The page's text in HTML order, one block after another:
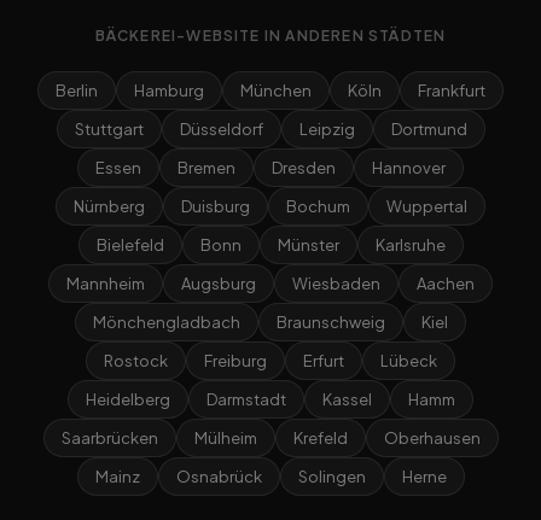
BÄCKEREI-WEBSITE IN ANDEREN STÄDTEN
Berlin Hamburg München Köln
Frankfurt
Stuttgart
Düsseldorf Leipzig
Dortmund
Essen
Bremen Dresden
Hannover
Nürnberg
Duisburg Bochum
Wuppertal
Bielefeld
Bonn Münster
Karlsruhe
Mannheim
Augsburg Wiesbaden
Aachen
Mönchengladbach
Braunschweig
Kiel
Rostock
Freiburg Erfurt
Lübeck
Heidelberg
Darmstadt Kassel
Hamm
Saarbrücken
Mülheim Krefeld
Oberhausen
Mainz
Osnabrück Solingen Herne